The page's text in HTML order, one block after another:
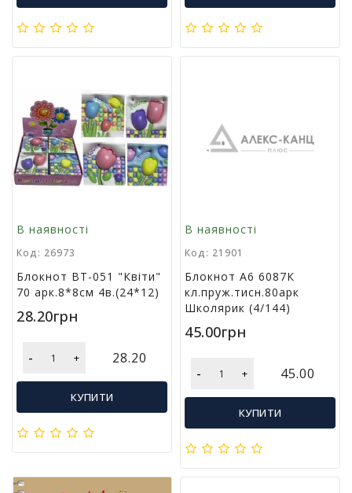
В наявності
Код: 26973
Блокнот ВТ-051 "Квіти"
70 арк.8*8см 4в.(24*12)
28.20грн
- + 28.20
КУПИТИ
В наявності
Код: 21901
Блокнот А6 6087К
кл.пруж.тисн.80арк
Школярик (4/144)
45.00грн
- + 45.00
КУПИТИ